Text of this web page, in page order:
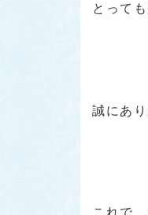
とって
誠にあ